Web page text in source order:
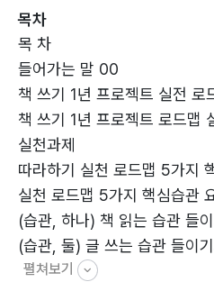
보니 2권의 분량인 597쪽이나
던 힘은 사색
과 클래식 음악과 나만의 의식
복 같은 선물
이다. 어떤 일을 하든, 중요한
는 거다. 이
런 긍정적인 생각은 하고 싶은
되었다.
- <책 쓰기 1년 프로젝트 실
중에서
목차
목 차
들어가는 말 00
책 쓰기 1년 프로젝트 실전
책 쓰기 1년 프로젝트 로드맵
실천과제
따라하기 실천 로드맵 5가지
실천 로드맵 5가지 핵심습관
(습관, 하나) 책 읽는 습관 들
(습관, 둘) 글 쓰는 습관 들이
(습관, 셋) 사색과 관찰로 글
펼쳐보기